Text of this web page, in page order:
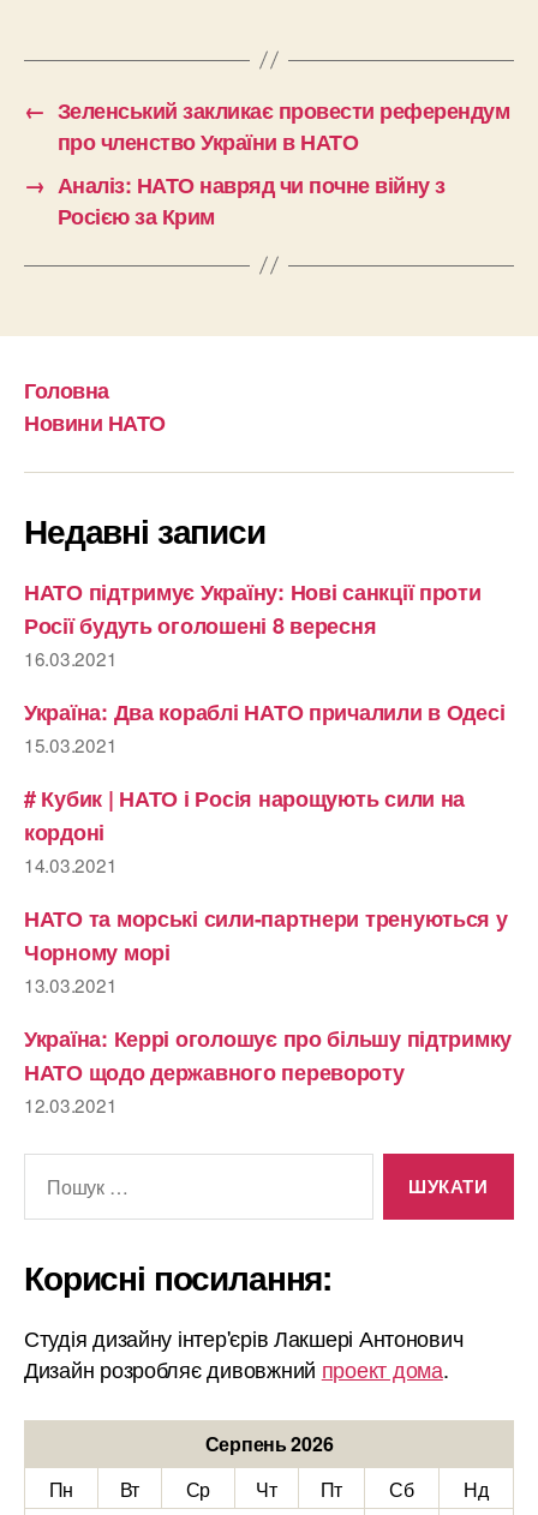
← Зеленський закликає провести референдум
про членство України в НАТО
→ Аналіз: НАТО навряд чи почне війну з
Росією за Крим
Головна
Новини НАТО
Недавні записи
НАТО підтримує Україну: Нові санкції проти
Росії будуть оголошені 8 вересня
16.03.2021
Україна: Два кораблі НАТО причалили в Одесі
15.03.2021
# Кубик | НАТО і Росія нарощують сили на
кордоні
14.03.2021
НАТО та морські сили-партнери тренуються у
Чорному морі
13.03.2021
Україна: Керрі оголошує про більшу підтримку
НАТО щодо державного перевороту
12.03.2021
Корисні посилання:
Студія дизайну інтер'єрів Лакшері Антонович
Дизайн розробляє дивовжний проект дома.
Серпень 2026
Пн
Вт Ср Чт Пт Сб Нд